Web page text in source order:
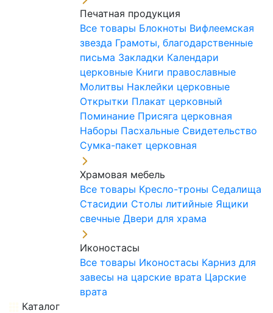
Печатная продукция
Все товары Блокноты Вифлеемская
звезда Грамоты, благодарственные
письма Закладки Календари
церковные Книги православные
Молитвы Наклейки церковные
Открытки Плакат церковный
Поминание Присяга церковная
Наборы Пасхальные Свидетельство
Сумка-пакет церковная
Храмовая мебель
Все товары Кресло-троны Седалища
Стасидии Столы литийные Ящики
свечные Двери для храма
Иконостасы
Все товары Иконостасы Карниз для
завесы на царские врата Царские
врата
Каталог